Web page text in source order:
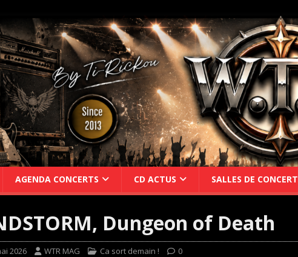
AGENDA CONCERTS CD ACTUS SALLES DE CONCERT
Dungeon of Death
2026 WTR MAG Ca sort demain ! 0